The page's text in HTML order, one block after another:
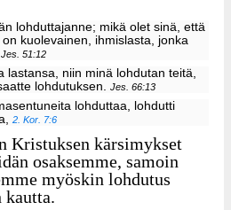
lohduttajanne; mikä olet sinä, että
kuolevainen, ihmislasta, jonka
Jes. 51:12
lastansa, niin minä lohdutan teitä,
lohdutuksen.Jes. 66:13
lohduttaa, lohdutti
2. Kor. 7:6
Kristuksen kärsimykset
osaksemme, samoin
myöskin lohdutus
kautta.